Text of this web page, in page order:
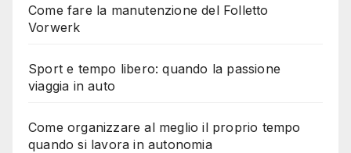
Come fare la manutenzione del Folletto
Vorwerk
Sport e tempo libero: quando la passione
viaggia in auto
Come organizzare al meglio il proprio tempo
quando si lavora in autonomia